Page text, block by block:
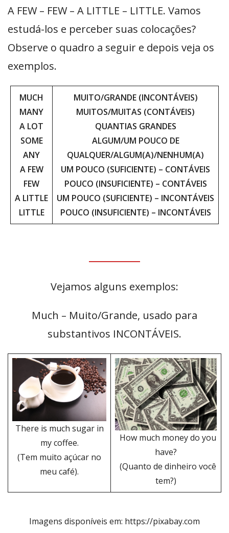
A FEW – FEW – A LITTLE – LITTLE. Vamos
estudá-los e perceber suas colocações?
Observe o quadro a seguir e depois veja os
exemplos.
MUCH
MANY
A LOT
SOME
ANY
A FEW
FEW
A LITTLE
LITTLE
MUITO/GRANDE (INCONTÁVEIS)
MUITOS/MUITAS (CONTÁVEIS)
QUANTIAS GRANDES
ALGUM/UM POUCO DE
QUALQUER/ALGUM(A)/NENHUM(A)
UM POUCO (SUFICIENTE) – CONTÁVEIS
POUCO (INSUFICIENTE) – CONTÁVEIS
UM POUCO (SUFICIENTE) – INCONTÁVEIS
POUCO (INSUFICIENTE) – INCONTÁVEIS
Vejamos alguns exemplos:
Much – Muito/Grande, usado para
substantivos INCONTÁVEIS.
There is much sugar in
my coffee.
(Tem muito açúcar no
meu café).
How much money do you
have?
(Quanto de dinheiro você
tem?)
Imagens disponíveis em: https://pixabay.com